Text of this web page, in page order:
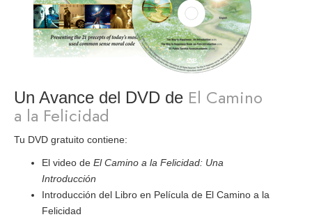
Un Avance del DVD de El Camino
a la Felicidad
Tu DVD gratuito contiene:
El video de El Camino a la Felicidad: Una
Introducción
Introducción del Libro en Película de El Camino a la
Felicidad